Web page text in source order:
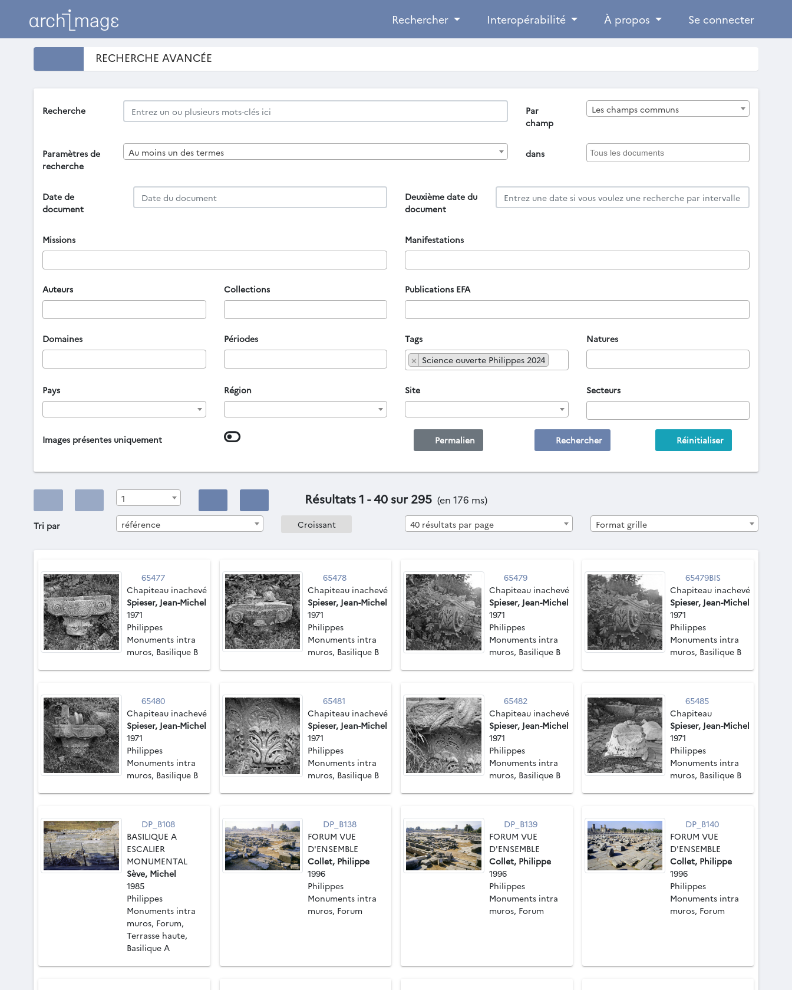
Rechercher Interopérabilité À propos Se connecter
RECHERCHE AVANCÉE
Recherche
Par
champ
Les champs communs
Paramètres de
recherche
Au moins un des termes dans
Date de
document
Deuxième date du
document
Missions Manifestations
Auteurs Collections Publications EFA
Domaines Périodes
Tags
× Science ouverte Philippes 2024
Natures
Pays Région Site Secteurs
Images présentes uniquement Permalien Rechercher Réinitialiser
1 Résultats 1 - 40 sur 295 (en 176 ms)
Tri par référence 40 résultats par page Format grille
65477
Chapiteau inachevé
Spieser, Jean-Michel
1971
Philippes
Monuments intra
muros, Basilique B
65478
Chapiteau inachevé
Spieser, Jean-Michel
1971
Philippes
Monuments intra
muros, Basilique B
65479
Chapiteau inachevé
Spieser, Jean-Michel
1971
Philippes
Monuments intra
muros, Basilique B
65479BIS
Chapiteau inachevé
Spieser, Jean-Michel
1971
Philippes
Monuments intra
muros, Basilique B
65480
Chapiteau inachevé
Spieser, Jean-Michel
1971
Philippes
Monuments intra
muros, Basilique B
65481
Chapiteau inachevé
Spieser, Jean-Michel
1971
Philippes
Monuments intra
muros, Basilique B
65482
Chapiteau inachevé
Spieser, Jean-Michel
1971
Philippes
Monuments intra
muros, Basilique B
65485
Chapiteau
Spieser, Jean-Michel
1971
Philippes
Monuments intra
muros, Basilique B
DP_B108
BASILIQUE A
ESCALIER
MONUMENTAL
Sève, Michel
1985
Philippes
Monuments intra
muros, Forum,
Terrasse haute,
Basilique A
DP_B138
FORUM VUE
D'ENSEMBLE
Collet, Philippe
1996
Philippes
Monuments intra
muros, Forum
DP_B139
FORUM VUE
D'ENSEMBLE
Collet, Philippe
1996
Philippes
Monuments intra
muros, Forum
DP_B140
FORUM VUE
D'ENSEMBLE
Collet, Philippe
1996
Philippes
Monuments intra
muros, Forum